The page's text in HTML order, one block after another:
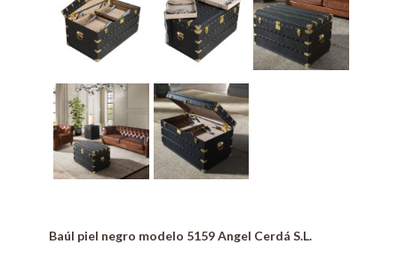
Baúl piel negro modelo 5159 Angel Cerdá S.L.